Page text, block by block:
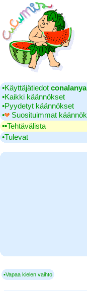
•‎Käyttäjätiedot conalanya
•‎Kaikki käännökset
•‎Pyydetyt käännökset
•‎
Suosituimmat
▪▪‎Tehtävälista
•‎Tulevat
▪Vapaa kielen vaihto